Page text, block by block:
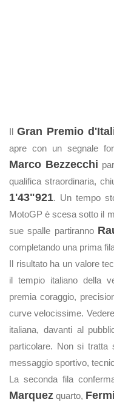
IlGran Premio
apre con un segnale
Marco Bezzecchi
qualifica straordinaria,
1'43"921. Un tempo
MotoGP è scesa sotto il
sue spalle partiranno
completando una prima
Il risultato ha un valore
il tempio italiano della
premia coraggio,
curve velocissime.
italiana, davanti al
particolare. Non si
messaggio sportivo,
La seconda fila
Marquez quarto,